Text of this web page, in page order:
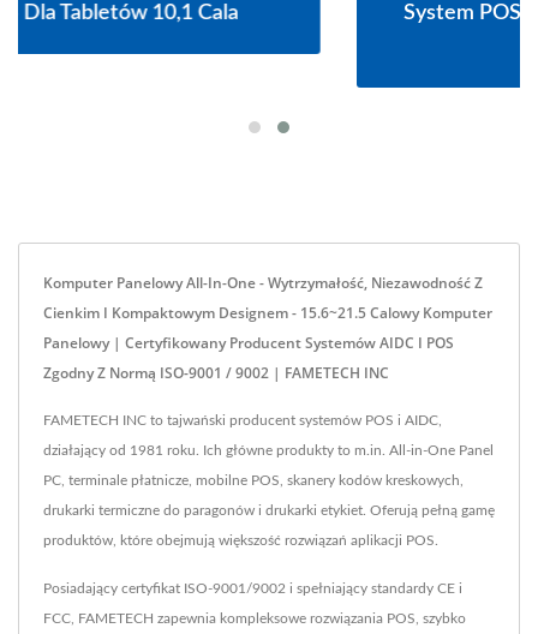
System POS Bezwentylatorowy Z Ekranem
Dotykowym 15,6"
Komputer Panelowy All-In-One - Wytrzymałość, Niezawodność Z
Cienkim I Kompaktowym Designem - 15.6~21.5 Calowy Komputer
Panelowy | Certyfikowany Producent Systemów AIDC I POS
Zgodny Z Normą ISO-9001 / 9002 | FAMETECH INC
FAMETECH INC to tajwański producent systemów POS i AIDC,
działający od 1981 roku. Ich główne produkty to m.in. All-in-One Panel
PC, terminale płatnicze, mobilne POS, skanery kodów kreskowych,
drukarki termiczne do paragonów i drukarki etykiet. Oferują pełną gamę
produktów, które obejmują większość rozwiązań aplikacji POS.
Posiadający certyfikat ISO-9001/9002 i spełniający standardy CE i
FCC, FAMETECH zapewnia kompleksowe rozwiązania POS, szybko